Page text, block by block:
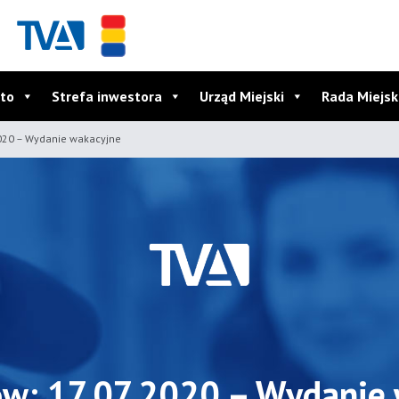
Strefa inwestora Urząd Miejski Rada
– Wydanie wakacyjne